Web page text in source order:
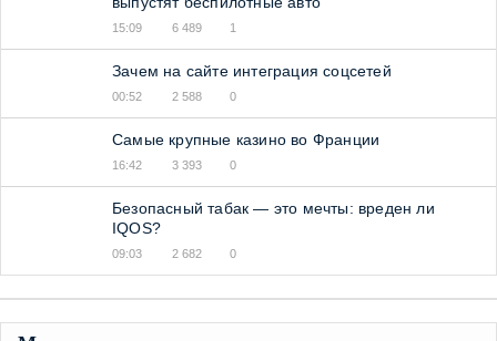
15:09 6 489 1
Зачем на сайте интеграция соцсетей
00:52 2 588 0
Самые крупные казино во Франции
16:42 3 393 0
Безопасный табак — это мечты: вреден ли
IQOS?
09:03 2 682 0